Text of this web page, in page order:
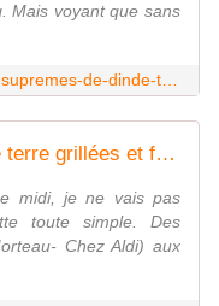
Mais voyant que sans
Saucisses fumées, pommes de terre grillées et fromage blanc - Chez Mamigoz
midi, je ne vais pas
toute simple. Des
Chez Aldi) aux